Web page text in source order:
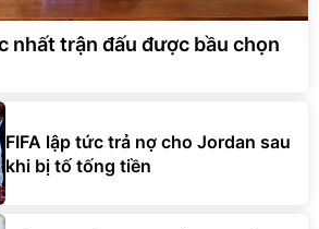
nhất trận đấu được bầu chọn
FIFA lập tức trả nợ cho Jordan sau
khi bị tố tống tiền